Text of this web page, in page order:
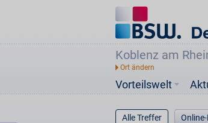
Koblenz am
Vorteilswelt
Alle Treffer